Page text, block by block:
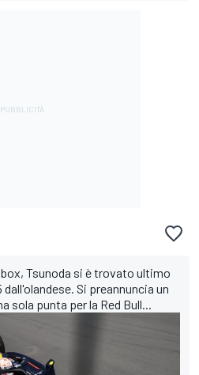
Tsunoda si è trovato ultimo
dall'olandese. Si preannuncia un
sola punta per la Red Bull...